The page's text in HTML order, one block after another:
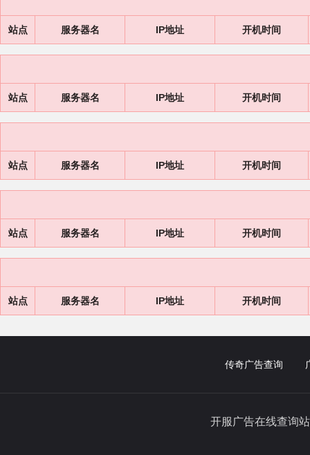
站点 服务器名 IP地址 开机时间
站点 服务器名 IP地址 开机时间
站点 服务器名 IP地址 开机时间
站点 服务器名 IP地址 开机时间
站点 服务器名 IP地址 开机时间
传奇广告查询
开服广告在线查